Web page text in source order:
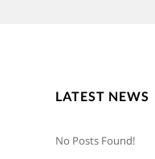
LATEST NEWS
No Posts Found!